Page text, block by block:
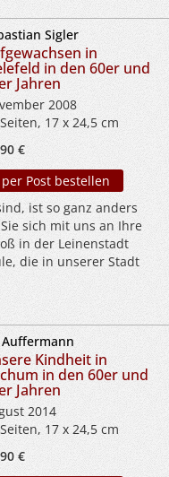
Sigler
in
in den 60er und
Jahren
2008
17 x 24,5 cm
€
per Post bestellen
ist so ganz anders
sich mit uns an Ihre
in der Leinenstadt
die in unserer Stadt
Kindheit in
in den 60er und
Jahren
2014
17 x 24,5 cm
€